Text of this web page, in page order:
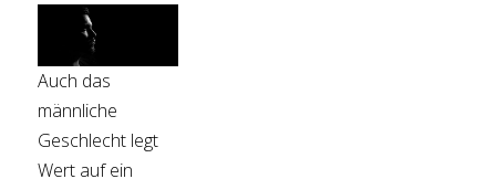
Auch das
männliche
Geschlecht legt
Wert auf ein